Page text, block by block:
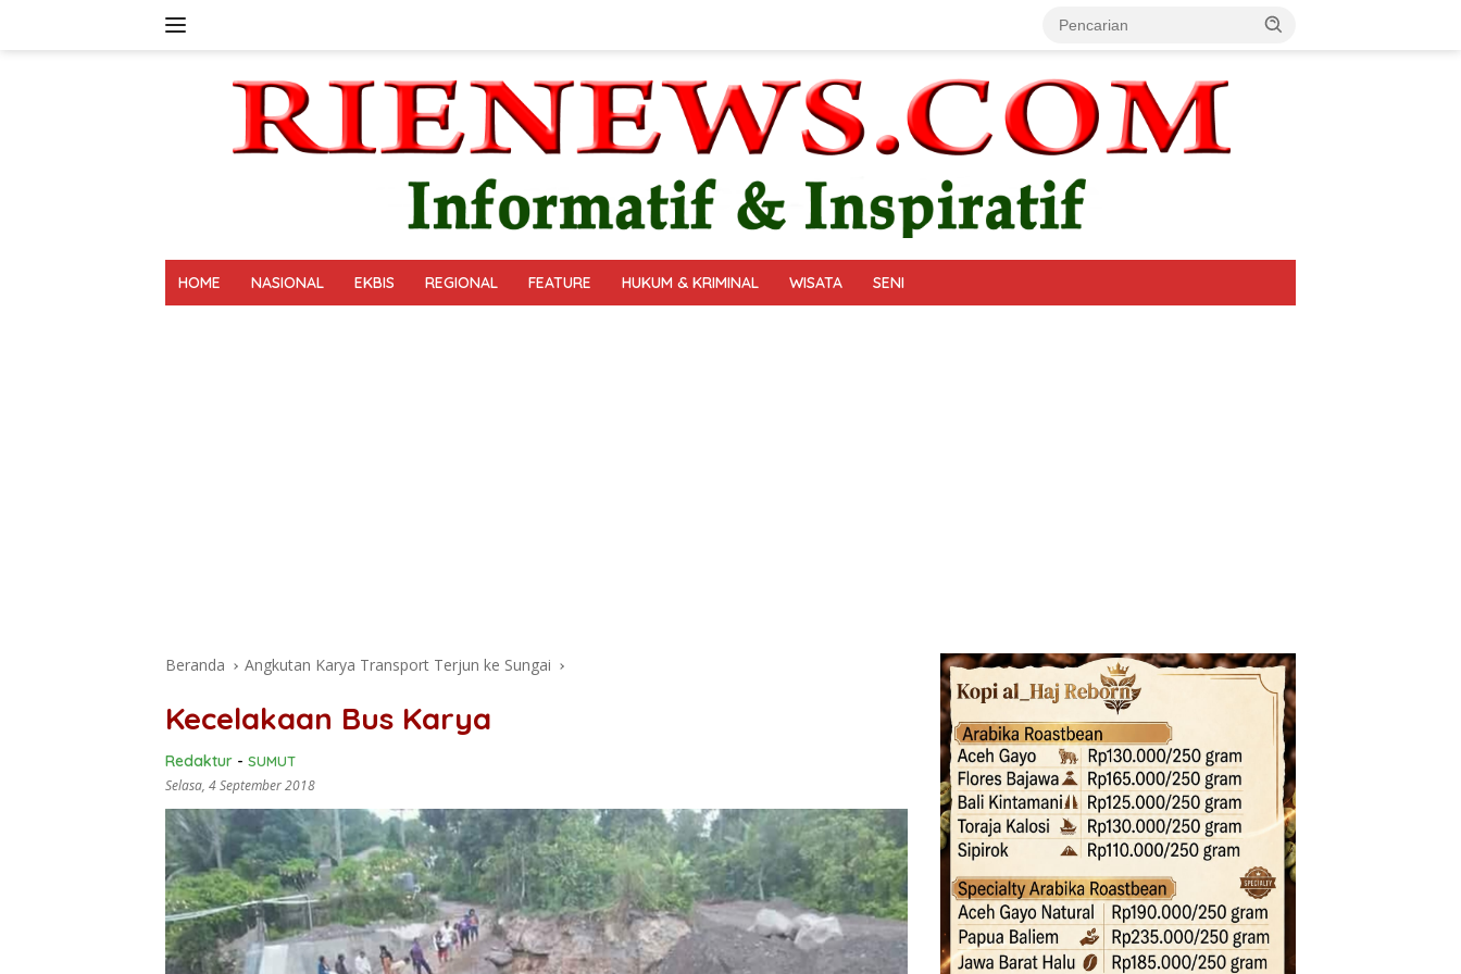
HOME NASIONAL EKBIS REGIONAL FEATURE HUKUM & KRIMINAL WISATA SENI
Beranda Angkutan Karya Transport Terjun ke Sungai
Kecelakaan Bus Karya
Redaktur - SUMUT
Selasa, 4 September 2018